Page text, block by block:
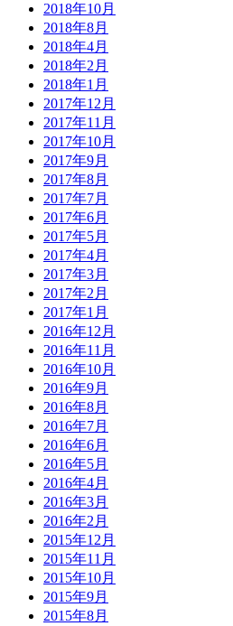
2018年10月
2018年8月
2018年4月
2018年2月
2018年1月
2017年12月
2017年11月
2017年10月
2017年9月
2017年8月
2017年7月
2017年6月
2017年5月
2017年4月
2017年3月
2017年2月
2017年1月
2016年12月
2016年11月
2016年10月
2016年9月
2016年8月
2016年7月
2016年6月
2016年5月
2016年4月
2016年3月
2016年2月
2015年12月
2015年11月
2015年10月
2015年9月
2015年8月